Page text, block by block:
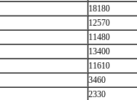
18180
12570
11480
13400
11610
3460
2330